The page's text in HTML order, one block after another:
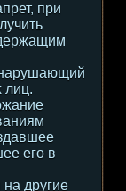
при
нарушающий
лиц.
его в
другие